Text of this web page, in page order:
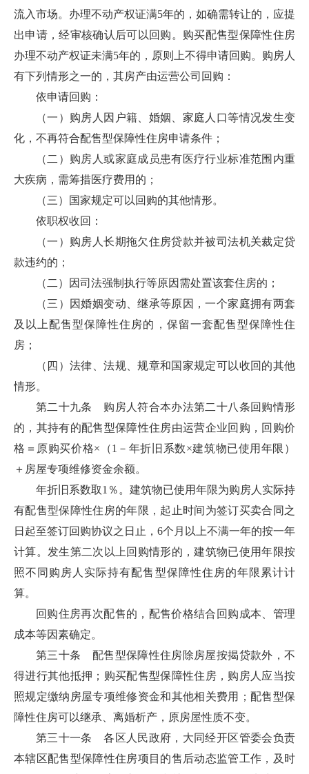
流入市场。办理不动产权证满5年的，如确需转让的，应提
出申请，经审核确认后可以回购。购买配售型保障性住房
办理不动产权证未满5年的，原则上不得申请回购。购房人
有下列情形之一的，其房产由运营公司回购：
依申请回购：
（一）购房人因户籍、婚姻、家庭人口等情况发生变
化，不再符合配售型保障性住房申请条件；
（二）购房人或家庭成员患有医疗行业标准范围内重
大疾病，需筹措医疗费用的；
（三）国家规定可以回购的其他情形。
依职权收回：
（一）购房人长期拖欠住房贷款并被司法机关裁定贷
款违约的；
（二）因司法强制执行等原因需处置该套住房的；
（三）因婚姻变动、继承等原因，一个家庭拥有两套
及以上配售型保障性住房的，保留一套配售型保障性住
房；
（四）法律、法规、规章和国家规定可以收回的其他
情形。
第二十九条 购房人符合本办法第二十八条回购情形
的，其持有的配售型保障性住房由运营企业回购，回购价
格＝原购买价格×（1－年折旧系数×建筑物已使用年限）
＋房屋专项维修资金余额。
年折旧系数取1％。建筑物已使用年限为购房人实际持
有配售型保障性住房的年限，起止时间为签订买卖合同之
日起至签订回购协议之日止，6个月以上不满一年的按一年
计算。发生第二次以上回购情形的，建筑物已使用年限按
照不同购房人实际持有配售型保障性住房的年限累计计
算。
回购住房再次配售的，配售价格结合回购成本、管理
成本等因素确定。
第三十条 配售型保障性住房除房屋按揭贷款外，不
得进行其他抵押；购买配售型保障性住房，购房人应当按
照规定缴纳房屋专项维修资金和其他相关费用；配售型保
障性住房可以继承、离婚析产，原房屋性质不变。
第三十一条 各区人民政府，大同经开区管委会负责
本辖区配售型保障性住房项目的售后动态监管工作，及时